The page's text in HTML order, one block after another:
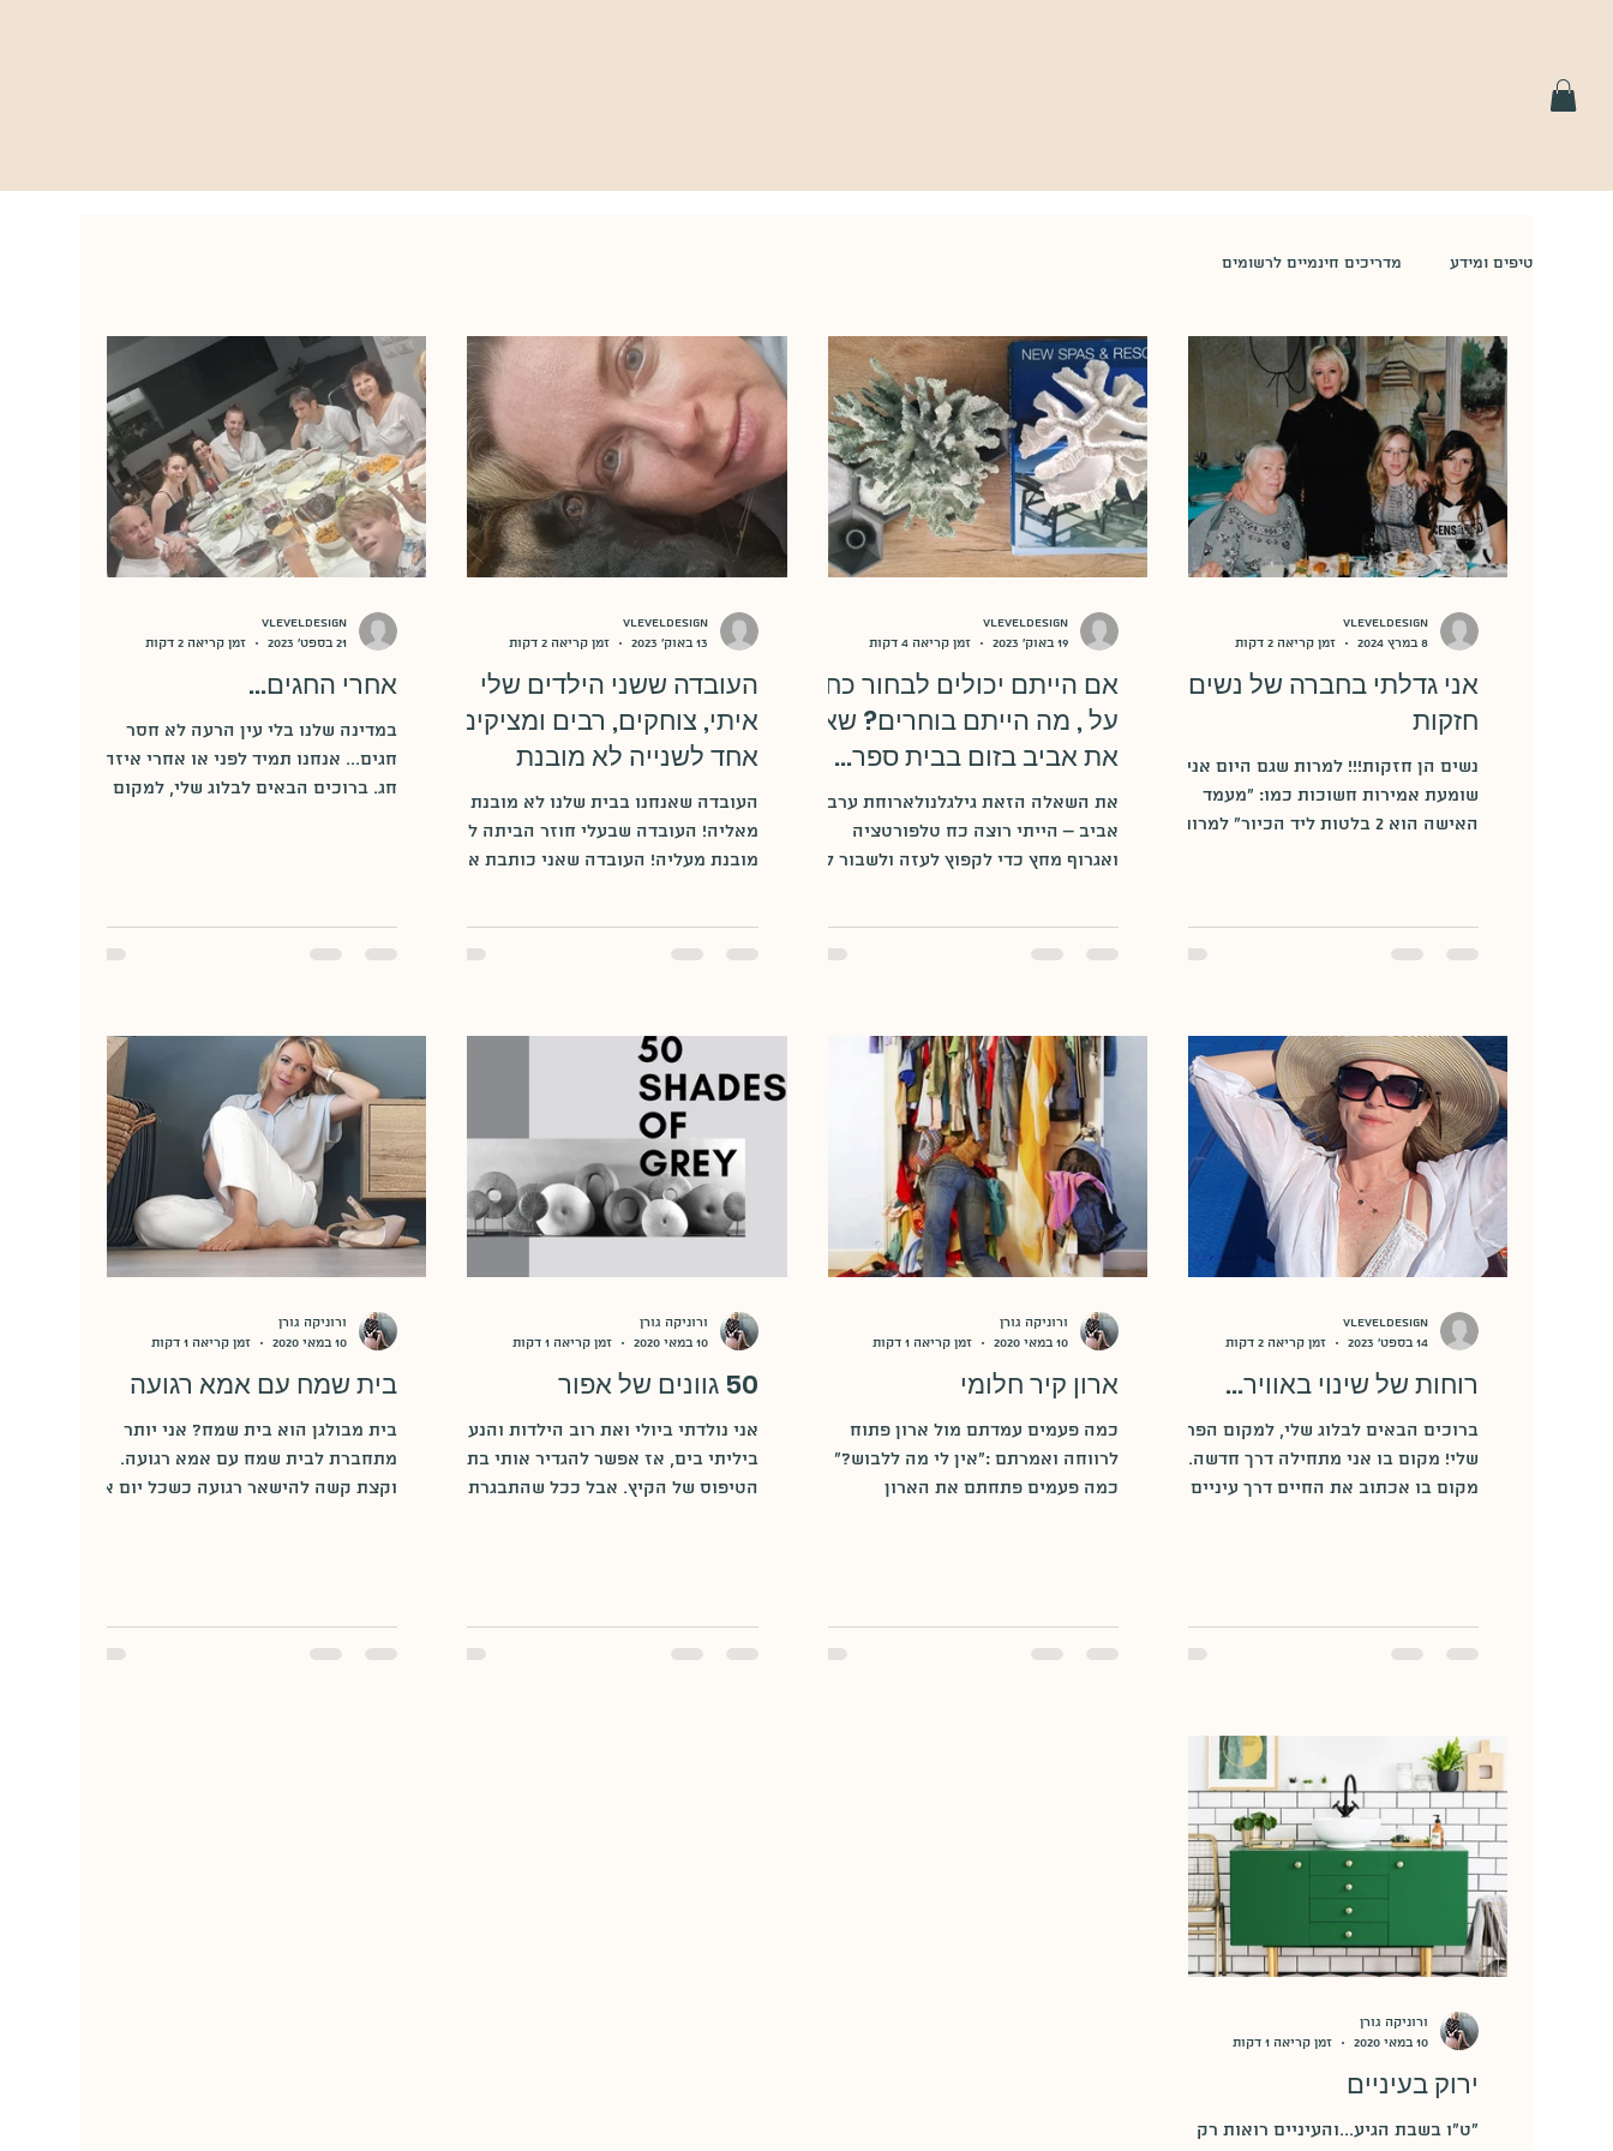
טיפים ומידע מדריכים חינמיים לרשומים
אני גדלתי בחברה של נשים
חזקות
נשים הן חזקות!!! למרות שגם היום אני
שומעת אמירות חשוכות כמו: "מעמד
האישה הוא 2 בלטות ליד הכיור" למרות
vleveldesign
8 במרץ 2024
זמן קריאה 2 דקות
אם הייתם יכולים לבחור כח
על , מה הייתם בוחרים? שאלו
את אביב בזום בבית ספר...
את השאלה הזאת גילגלנולארוחת ערב:
אביב – הייתי רוצה כח טלפורטציה
ואגרוף מחץ כדי לקפוץ לעזה ולשבור לכל
vleveldesign
19 באוק׳ 2023
זמן קריאה 4 דקות
העובדה ששני הילדים שלי
איתי, צוחקים, רבים ומציקים
אחד לשנייה לא מובנת
מאליה!
העובדה שאנחנו בבית שלנו לא מובנת
מאליה! העובדה שבעלי חוזר הביתה לא
מובנת מעליה! העובדה שאני כותבת את
vleveldesign
13 באוק׳ 2023
זמן קריאה 2 דקות
אחרי החגים...
במדינה שלנו בלי עין הרעה לא חסר
חגים... אנחנו תמיד לפני או אחרי איזה
חג. ברוכים הבאים לבלוג שלי, למקום
vleveldesign
21 בספט׳ 2023
זמן קריאה 2 דקות
רוחות של שינוי באוויר...
ברוכים הבאים לבלוג שלי, למקום הפרטי
שלי! מקום בו אני מתחילה דרך חדשה...
מקום בו אכתוב את החיים דרך עיניים של
vleveldesign
14 בספט׳ 2023
זמן קריאה 2 דקות
ארון קיר חלומי
כמה פעמים עמדתם מול ארון פתוח
לרווחה ואמרתם :"אין לי מה ללבוש?"
כמה פעמים פתחתם את הארון
ורוניקה גורן
10 במאי 2020
זמן קריאה 1 דקות
50 גוונים של אפור
אני נולדתי ביולי ואת רוב הילדות והנעוריי
ביליתי בים, אז אפשר להגדיר אותי בתור
הטיפוס של הקיץ. אבל ככל שהתבגרתי,
ורוניקה גורן
10 במאי 2020
זמן קריאה 1 דקות
בית שמח עם אמא רגועה
בית מבולגן הוא בית שמח? אני יותר
מתחברת לבית שמח עם אמא רגועה.
וקצת קשה להישאר רגועה כשכל יום את
ורוניקה גורן
10 במאי 2020
זמן קריאה 1 דקות
ירוק בעיניים
"ט"ו בשבת הגיע...והעיניים רואות רק
ורוניקה גורן
10 במאי 2020
זמן קריאה 1 דקות